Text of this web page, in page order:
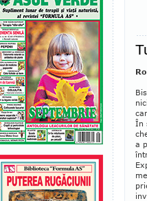
În
a